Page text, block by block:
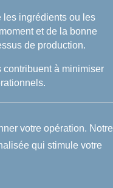
les ingrédients ou les
et de la bonne
de production.
contribuent à minimiser
votre opération. Notre
qui stimule votre